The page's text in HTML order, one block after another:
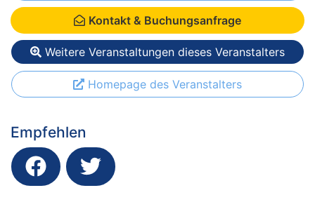
Kontakt & Buchungsanfrage
Weitere Veranstaltungen dieses Veranstalters
Homepage des Veranstalters
Empfehlen